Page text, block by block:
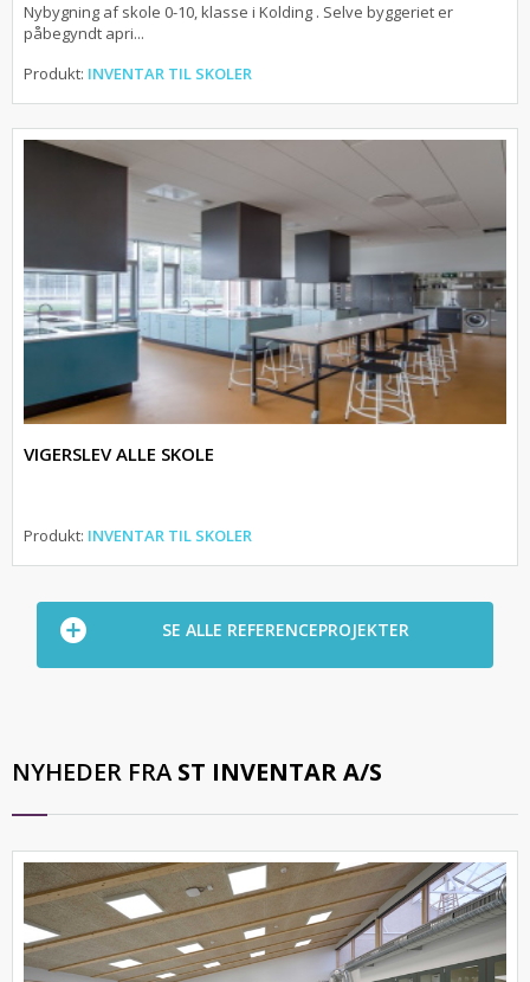
Nybygning af skole 0-10, klasse i Kolding . Selve byggeriet er
påbegyndt apri...
Produkt: INVENTAR TIL SKOLER
VIGERSLEV ALLE SKOLE
Produkt: INVENTAR TIL SKOLER
SE ALLE REFERENCEPROJEKTER
NYHEDER FRA ST INVENTAR A/S